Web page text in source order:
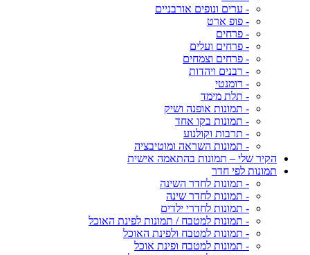
- ערים ונופים אורבניים
- פופ ארט
- פרחים
- פרחים ועלים
- פרחים וצמחים
- רבנים ויהדות
- רומנטי
- תלת מימד
- תמונות אופנה ושיק
- תמונות בקו אחד
- תרבות וקולנוע
- תמונות השראה ומוטיבציה
הקיר שלי – תמונות בהתאמה אישית
תמונות לפי חדר
- תמונות לחדר השינה
- תמונות לחדר שינה
- תמונות לחדרי ילדים
- תמונות למטבח / תמונות לפינת האוכל
- תמונות למטבח ולפינת האוכל
- תמונות למטבח ופינת אוכל